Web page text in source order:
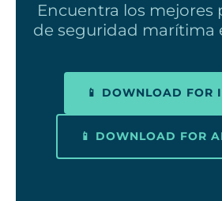
Encuentra los mejores
de seguridad marítima
📱 DOWNLOAD FOR
📱 DOWNLOAD FOR